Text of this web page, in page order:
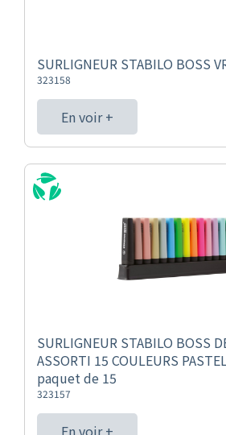
SURLIGNEUR STABILO BOSS
323158
En voir +
SURLIGNEUR STABILO BOSS
ASSORTI 15 COULEURS
paquet de 15
323157
En voir +